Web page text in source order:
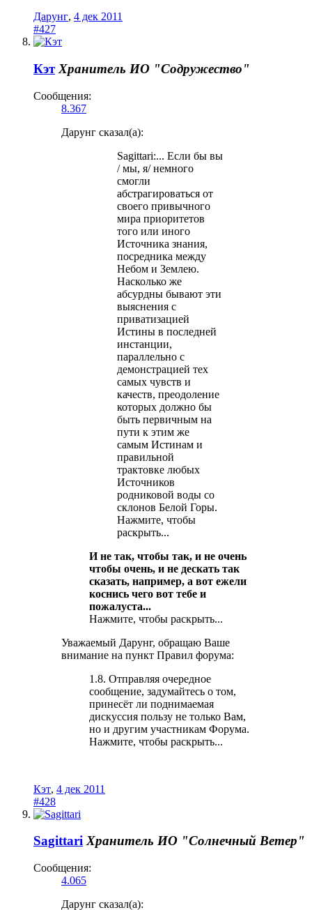
Дарунг, 4 дек 2011
#427
Кэт Хранитель ИО "Содружество"
Сообщения:
8.367
Дарунг сказал(а):
Sagittari:... Если бы вы
/ мы, я/ немного
смогли
абстрагироваться от
своего привычного
мира приоритетов
того или иного
Источника знания,
посредника между
Небом и Землею.
Насколько же
абсурдны бывают эти
выяснения с
приватизацией
Истины в последней
инстанции,
параллельно с
демонстрацией тех
самых чувств и
качеств, преодоление
которых должно бы
быть первичным на
пути к этим же
самым Истинам и
правильной
трактовке любых
Источников
родниковой воды со
склонов Белой Горы.
Нажмите, чтобы
раскрыть...
И не так, чтобы так, и не очень
чтобы очень, и не дескать так
сказать, например, а вот ежели
коснись чего вот тебе и
пожалуста...
Нажмите, чтобы раскрыть...
Уважаемый Дарунг, обращаю Ваше
внимание на пункт Правил форума:
1.8. Отправляя очередное
сообщение, задумайтесь о том,
принесёт ли поднимаемая
дискуссия пользу не только Вам,
но и другим участникам Форума.
Нажмите, чтобы раскрыть...
Кэт, 4 дек 2011
#428
Sagittari Хранитель ИО "Солнечный Ветер"
Сообщения:
4.065
Дарунг сказал(а):